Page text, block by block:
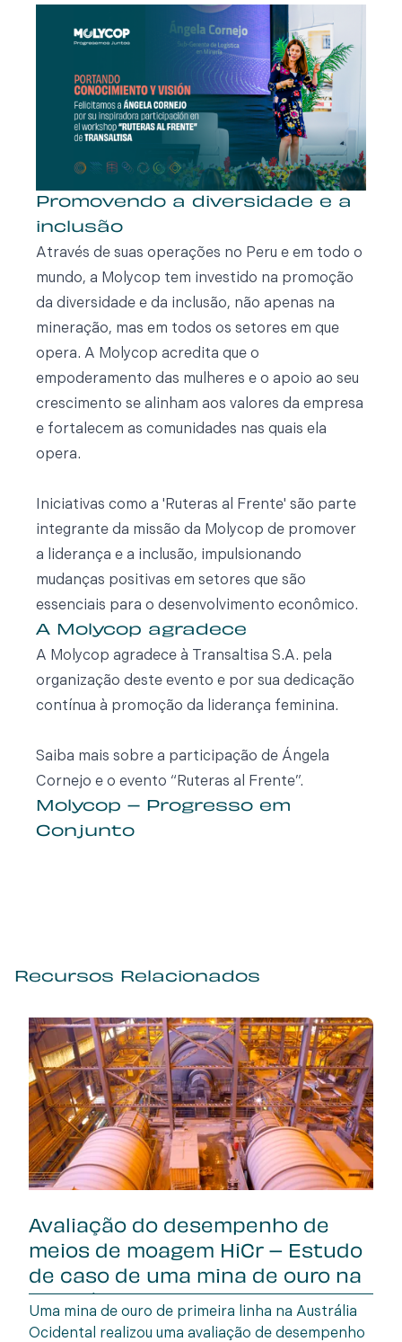
Promovendo a diversidade e a
inclusão
Através de suas operações no Peru e em todo o
mundo, a Molycop tem investido na promoção
da diversidade e da inclusão, não apenas na
mineração, mas em todos os setores em que
opera. A Molycop acredita que o
empoderamento das mulheres e o apoio ao seu
crescimento se alinham aos valores da empresa
e fortalecem as comunidades nas quais ela
opera.
Iniciativas como a 'Ruteras al Frente' são parte
integrante da missão da Molycop de promover
a liderança e a inclusão, impulsionando
mudanças positivas em setores que são
essenciais para o desenvolvimento econômico.
A Molycop agradece
A Molycop agradece à Transaltisa S.A. pela
organização deste evento e por sua dedicação
contínua à promoção da liderança feminina.
Saiba mais sobre a participação de Ángela
Cornejo e o evento “Ruteras al Frente”.
Molycop – Progresso em
Conjunto
Recursos Relacionados
Avaliação do desempenho de
meios de moagem HiCr – Estudo
de caso de uma mina de ouro na
Austrália Oc
Uma mina de ouro de primeira linha na Austrália
Ocidental realizou uma avaliação de desempenho